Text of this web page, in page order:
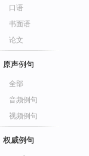
口语
书面语
论文
原声例句
全部
音频例句
视频例句
权威例句